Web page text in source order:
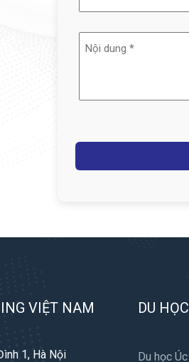
không
nghiệp của
(Required)
Nội
VIỆT NAM
1, Hà Nội
DU HỌC
Du học Úc